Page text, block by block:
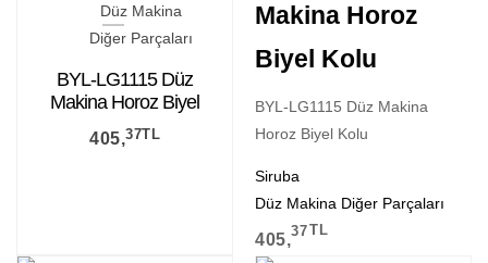
Düz Makina
Diğer Parçaları
BYL-LG1115 Düz
Makina Horoz Biyel
Kolu
405,37TL
Makina Horoz
Biyel Kolu
BYL-LG1115 Düz Makina
Horoz Biyel Kolu
Siruba
Düz Makina Diğer Parçaları
405,37TL